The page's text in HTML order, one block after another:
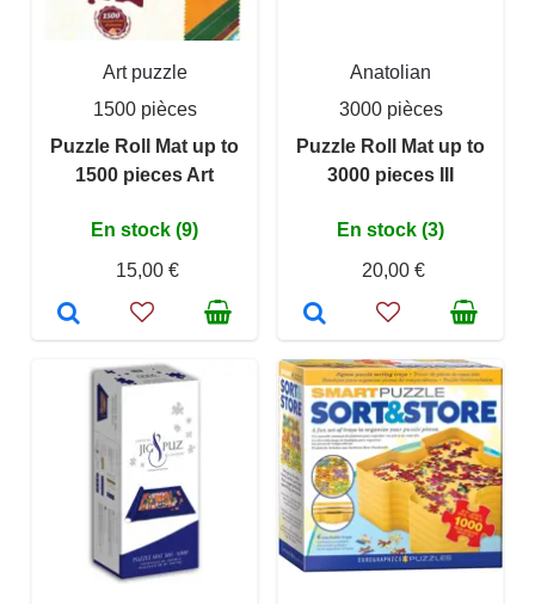
Art puzzle
1500 pièces
Puzzle Roll Mat up to
1500 pieces Art
En stock (9)
15,00 €
Anatolian
3000 pièces
Puzzle Roll Mat up to
3000 pieces III
En stock (3)
20,00 €